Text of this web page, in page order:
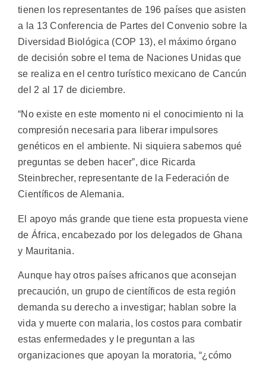
tienen los representantes de 196 países que asisten
a la 13 Conferencia de Partes del Convenio sobre la
Diversidad Biológica (COP 13), el máximo órgano
de decisión sobre el tema de Naciones Unidas que
se realiza en el centro turístico mexicano de Cancún
del 2 al 17 de diciembre.
“No existe en este momento ni el conocimiento ni la
compresión necesaria para liberar impulsores
genéticos en el ambiente. Ni siquiera sabemos qué
preguntas se deben hacer”, dice Ricarda
Steinbrecher, representante de la Federación de
Científicos de Alemania.
El apoyo más grande que tiene esta propuesta viene
de África, encabezado por los delegados de Ghana
y Mauritania.
Aunque hay otros países africanos que aconsejan
precaución, un grupo de científicos de esta región
demanda su derecho a investigar; hablan sobre la
vida y muerte con malaria, los costos para combatir
estas enfermedades y le preguntan a las
organizaciones que apoyan la moratoria, “¿cómo